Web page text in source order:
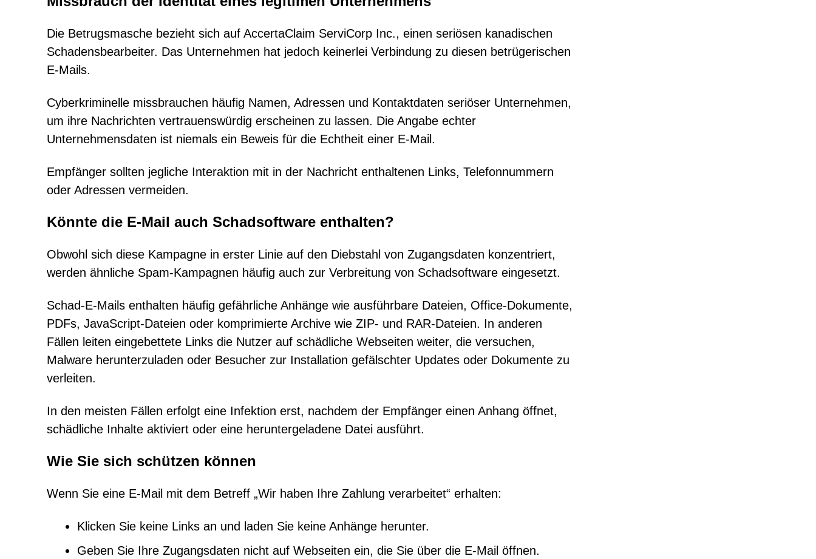
Die Betrugsmasche bezieht sich auf AccertaClaim ServiCorp Inc., einen seriösen kanadischen
Schadensbearbeiter. Das Unternehmen hat jedoch keinerlei Verbindung zu diesen betrügerischen
E-Mails.
Cyberkriminelle missbrauchen häufig Namen, Adressen und Kontaktdaten seriöser Unternehmen,
um ihre Nachrichten vertrauenswürdig erscheinen zu lassen. Die Angabe echter
Unternehmensdaten ist niemals ein Beweis für die Echtheit einer E-Mail.
Empfänger sollten jegliche Interaktion mit in der Nachricht enthaltenen Links, Telefonnummern
oder Adressen vermeiden.
Könnte die E-Mail auch Schadsoftware enthalten?
Obwohl sich diese Kampagne in erster Linie auf den Diebstahl von Zugangsdaten konzentriert,
werden ähnliche Spam-Kampagnen häufig auch zur Verbreitung von Schadsoftware eingesetzt.
Schad-E-Mails enthalten häufig gefährliche Anhänge wie ausführbare Dateien, Office-Dokumente,
PDFs, JavaScript-Dateien oder komprimierte Archive wie ZIP- und RAR-Dateien. In anderen
Fällen leiten eingebettete Links die Nutzer auf schädliche Webseiten weiter, die versuchen,
Malware herunterzuladen oder Besucher zur Installation gefälschter Updates oder Dokumente zu
verleiten.
In den meisten Fällen erfolgt eine Infektion erst, nachdem der Empfänger einen Anhang öffnet,
schädliche Inhalte aktiviert oder eine heruntergeladene Datei ausführt.
Wie Sie sich schützen können
Wenn Sie eine E-Mail mit dem Betreff „Wir haben Ihre Zahlung verarbeitet“ erhalten:
Klicken Sie keine Links an und laden Sie keine Anhänge herunter.
Geben Sie Ihre Zugangsdaten nicht auf Webseiten ein, die Sie über die E-Mail öffnen.